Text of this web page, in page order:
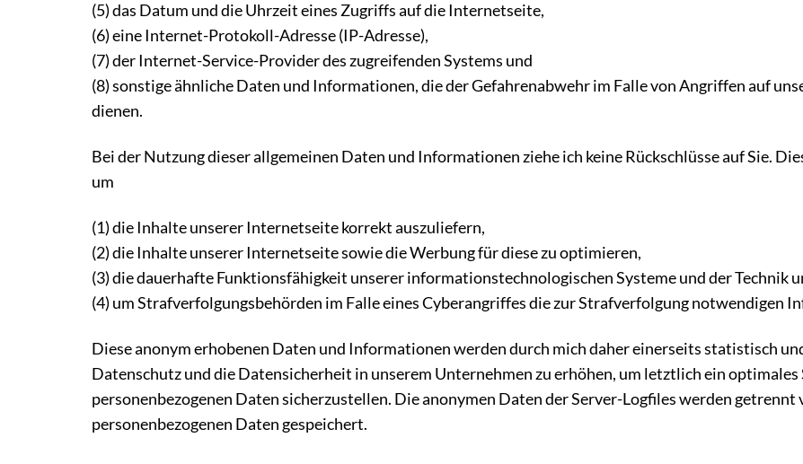
(5) das Datum und die Uhrzeit eines Zugriffs auf die Internetseite,
(6) eine Internet-Protokoll-Adresse (IP-Adresse),
(7) der Internet-Service-Provider des zugreifenden Systems und
(8) sonstige ähnliche Daten und Informationen, die der Gefahrenabwehr im Falle von Angriffen auf
dienen.
Bei der Nutzung dieser allgemeinen Daten und Informationen ziehe ich keine Rückschlüsse auf Sie.
um
(1) die Inhalte unserer Internetseite korrekt auszuliefern,
(2) die Inhalte unserer Internetseite sowie die Werbung für diese zu optimieren,
(3) die dauerhafte Funktionsfähigkeit unserer informationstechnologischen Systeme und der Technik
(4) um Strafverfolgungsbehörden im Falle eines Cyberangriffes die zur Strafverfolgung notwendigen
Diese anonym erhobenen Daten und Informationen werden durch mich daher einerseits statistisch
Datenschutz und die Datensicherheit in unserem Unternehmen zu erhöhen, um letztlich ein
personenbezogenen Daten sicherzustellen. Die anonymen Daten der Server-Logfiles werden getrennt
personenbezogenen Daten gespeichert.